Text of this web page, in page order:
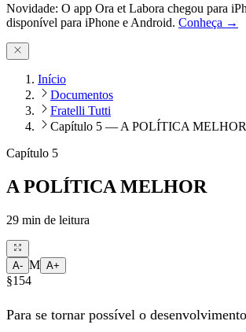
Novidade: O app Ora et Labora chegou para
disponível para iPhone e Android. Conheça →
Início
Documentos
Fratelli Tutti
Capítulo 5 — A POLÍTICA MELHOR
Capítulo 5
A POLÍTICA MELHOR
29 min de leitura
A- M A+
§154
Para se tornar possível o